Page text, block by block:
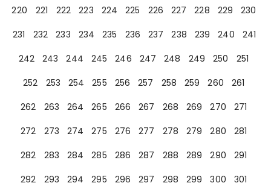
220
221 222 223 224 225 226 227 228 229
230
231
232 233 234 235 236 237 238 239 240
241
242
243 244 245 246 247 248 249 250
251
252
253 254 255 256 257 258 259 260
261
262
263 264 265 266 267 268 269 270
271
272
273 274 275 276 277 278 279 280
281
282
283 284 285 286 287 288 289 290
291
292
293 294 295 296 297 298 299 300 301